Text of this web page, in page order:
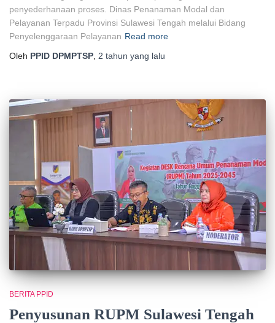
penyederhanaan proses. Dinas Penanaman Modal dan
Pelayanan Terpadu Provinsi Sulawesi Tengah melalui Bidang
Penyelenggaraan Pelayanan Read more
Oleh PPID DPMPTSP 2 tahun yang lalu
BERITA PPID
Penyusunan RUPM Sulawesi Tengah